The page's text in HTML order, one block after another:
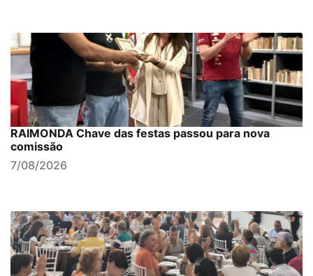
RAIMONDA Chave das festas passou para nova
comissão
7/08/2026